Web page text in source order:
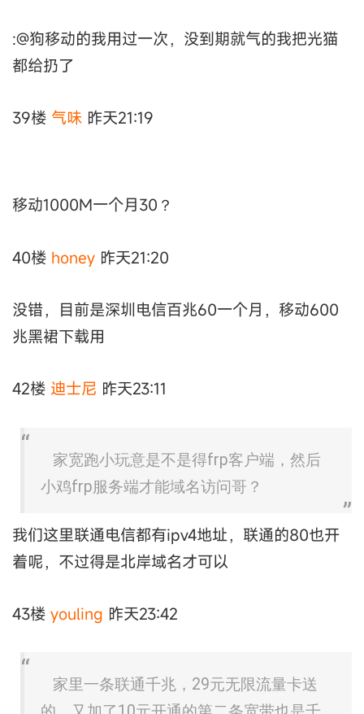
:@狗移动的我用过一次，没到期就气的我把光猫
都给扔了
39楼 气味 昨天21:19
移动1000M一个月30？
40楼 honey 昨天21:20
没错，目前是深圳电信百兆60一个月，移动600
兆黑裙下载用
42楼 迪士尼 昨天23:11
家宽跑小玩意是不是得frp客户端，然后
小鸡frp服务端才能域名访问哥？
我们这里联通电信都有ipv4地址，联通的80也开
着呢，不过得是北岸域名才可以
43楼 youling 昨天23:42
家里一条联通千兆，29元无限流量卡送